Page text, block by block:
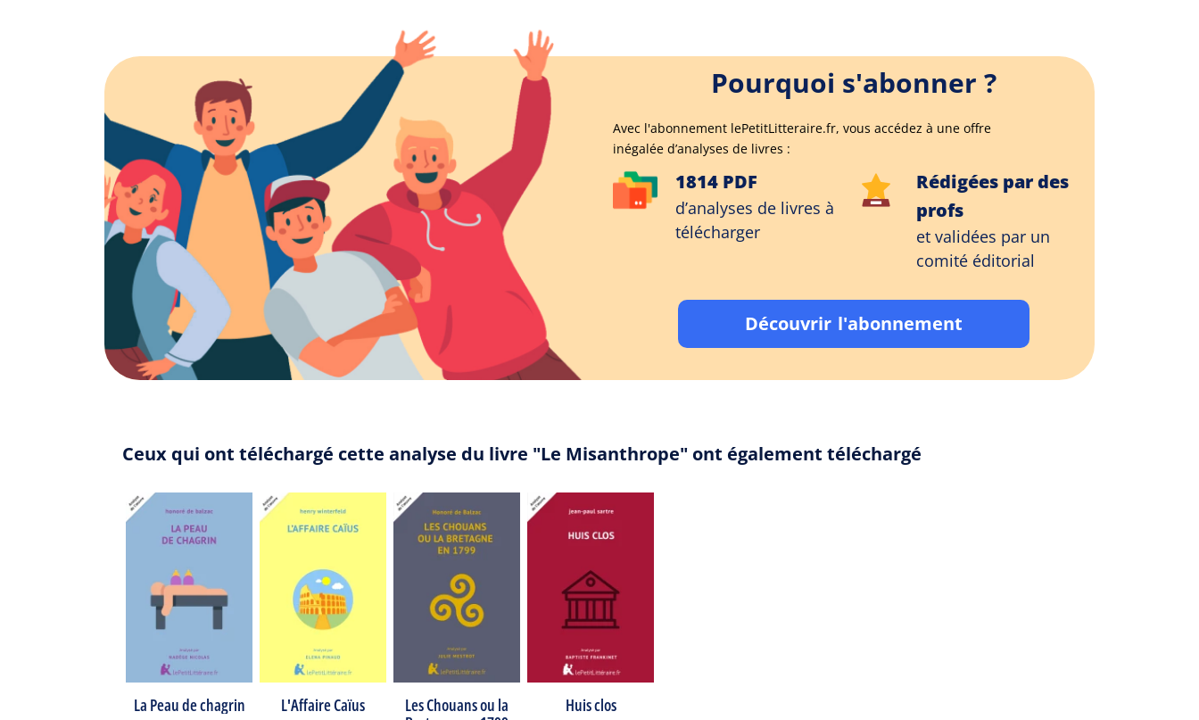
Pourquoi s'abonner ?
Avec l'abonnement lePetitLitteraire.fr, vous accédez à une offre
inégalée d’analyses de livres :
1814 PDF
d’analyses de livres à
télécharger
Rédigées par des
profs
et validées par un
comité éditorial
Découvrir l'abonnement
Ceux qui ont téléchargé cette analyse du livre "Le Misanthrope" ont également téléchargé
La Peau de chagrin L'Affaire Caïus
Les Chouans ou la
Huis clos